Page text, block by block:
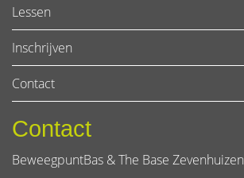
Lessen
Inschrijven
Contact
Contact
BeweegpuntBas & The Base Zevenhuizen